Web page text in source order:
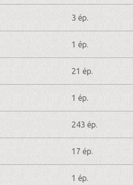
3 ép.
1 ép.
21 ép.
1 ép.
243 ép.
17 ép.
1 ép.